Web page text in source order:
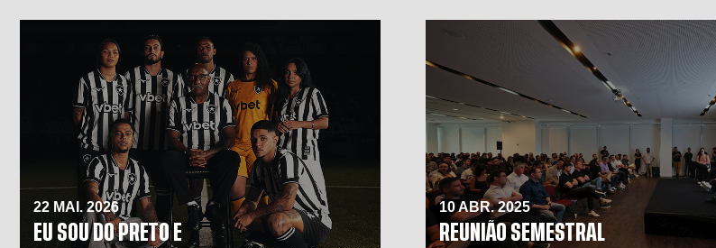
22 MAI. 2026
EU SOU DO PRETO E
10 ABR. 2025
REUNIÃO SEMESTRAL